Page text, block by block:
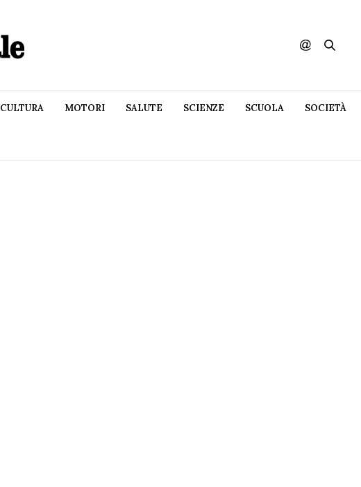
CULTURA MOTORI SALUTE SCIENZE SCUOLA SOCIETÀ